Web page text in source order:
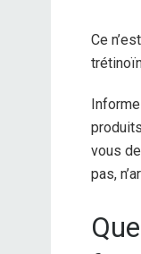
Ce
vous
pas,